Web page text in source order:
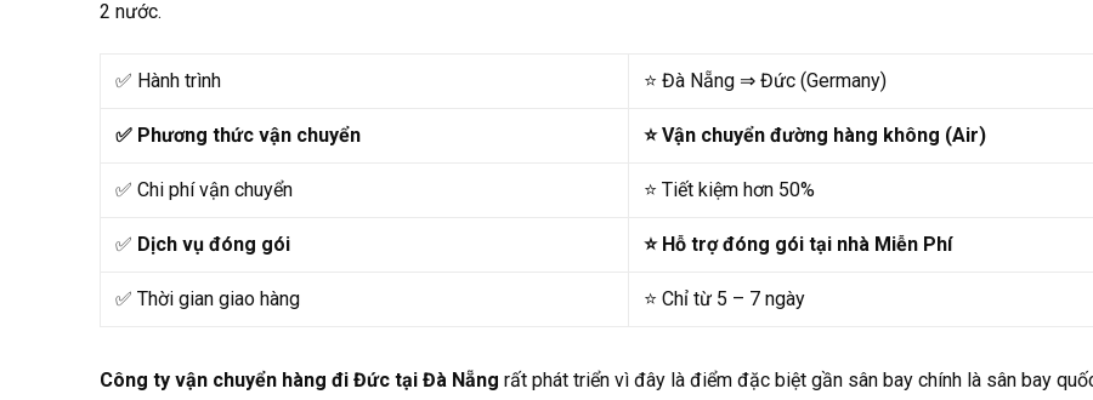
2 nước.
✅ Hành trình ⭐ Đà Nẵng ⇒ Đức (Germany)
✅ Phương thức vận chuyển ⭐ Vận chuyển đường hàng không (Air)
✅ Chi phí vận chuyển ⭐ Tiết kiệm hơn 50%
✅ Dịch vụ đóng gói ⭐ Hỗ trợ đóng gói tại nhà Miễn Phí
✅ Thời gian giao hàng ⭐ Chỉ từ 5 – 7 ngày
Công ty vận chuyển hàng đi Đức tại Đà Nẵng rất phát triển vì đây là điểm đặc biệt gần sân bay chính là sân bay